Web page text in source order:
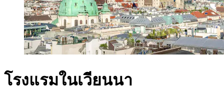
โรงแรมในเวียนนา